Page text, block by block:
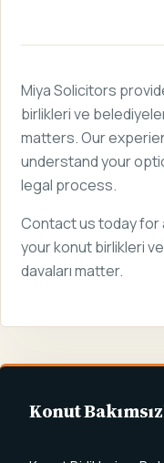
Miya Solicitors
birlikleri ve
matters. Our
understand your
legal process.
Contact us today for
your konut birlikleri ve
davaları matter.
Konut